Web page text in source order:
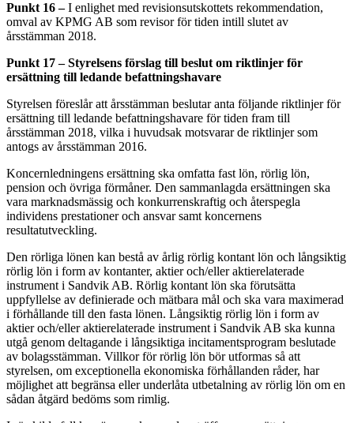
Punkt 16 –I enlighet med revisionsutskottets rekommendation,
omval av KPMG AB som revisor för tiden intill slutet av
årsstämman 2018.
Punkt 17 – Styrelsens förslag till beslut om riktlinjer för
ersättning till ledande befattningshavare
Styrelsen föreslår att årsstämman beslutar anta följande riktlinjer för
ersättning till ledande befattningshavare för tiden fram till
årsstämman 2018, vilka i huvudsak motsvarar de riktlinjer som
antogs av årsstämman 2016.
Koncernledningens ersättning ska omfatta fast lön, rörlig lön,
pension och övriga förmåner. Den sammanlagda ersättningen ska
vara marknadsmässig och konkurrenskraftig och återspegla
individens prestationer och ansvar samt koncernens
resultatutveckling.
Den rörliga lönen kan bestå av årlig rörlig kontant lön och långsiktig
rörlig lön i form av kontanter, aktier och/eller aktierelaterade
instrument i Sandvik AB. Rörlig kontant lön ska förutsätta
uppfyllelse av definierade och mätbara mål och ska vara maximerad
i förhållande till den fasta lönen. Långsiktig rörlig lön i form av
aktier och/eller aktierelaterade instrument i Sandvik AB ska kunna
utgå genom deltagande i långsiktiga incitamentsprogram beslutade
av bolagsstämman. Villkor för rörlig lön bör utformas så att
styrelsen, om exceptionella ekonomiska förhållanden råder, har
möjlighet att begränsa eller underlåta utbetalning av rörlig lön om en
sådan åtgärd bedöms som rimlig.